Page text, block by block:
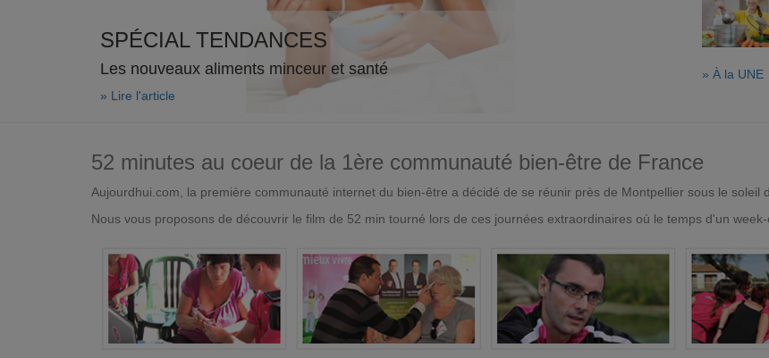
SPÉCIAL TENDANCES
Les nouveaux aliments minceur et santé
» Lire l'article
» À la UNE
52 minutes au coeur de la 1ère communauté bien-être de France
Aujourdhui.com, la première communauté internet du bien-être a décidé de se réunir près de Montpellier sous le soleil
Nous vous proposons de découvrir le film de 52 min tourné lors de ces journées extraordinaires où le temps d'un